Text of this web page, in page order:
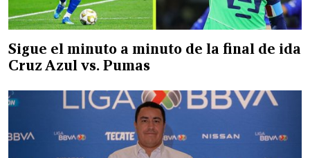
Sigue el minuto a minuto de la final de ida
Cruz Azul vs. Pumas